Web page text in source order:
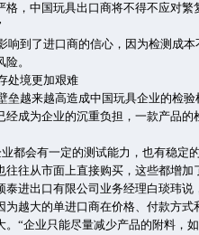
格，中国玩具出口商将不得不应对
响到了进口商的信心，因为检测成
。
处境更加艰难
垒越来越高造成中国玩具企业的检
经成为企业的沉重负担，一款产品
都会有一定的测试能力，也有稳定
往往从市面上直接购买，这些都增
泰进出口有限公司业务经理白琰玮
为越大的单进口商在价格、付款方
。“企业只能尽量减少产品的附料，